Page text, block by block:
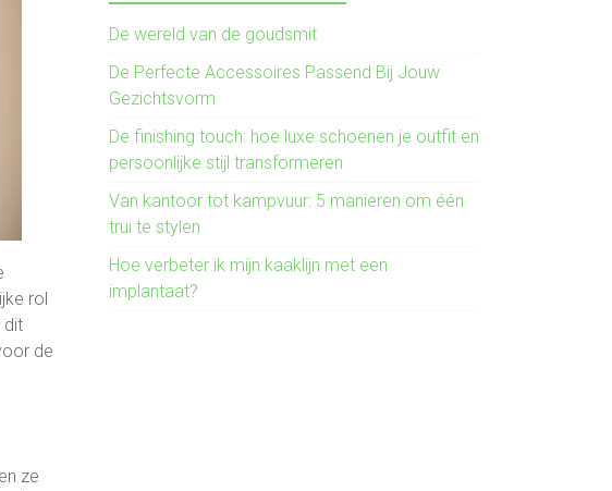
rol
dit
de
ze
De wereld van de goudsmit
De Perfecte Accessoires Passend Bij Jouw
Gezichtsvorm
De finishing touch: hoe luxe schoenen je outfit en
persoonlijke stijl transformeren
Van kantoor tot kampvuur: 5 manieren om één
trui te stylen
Hoe verbeter ik mijn kaaklijn met een
implantaat?